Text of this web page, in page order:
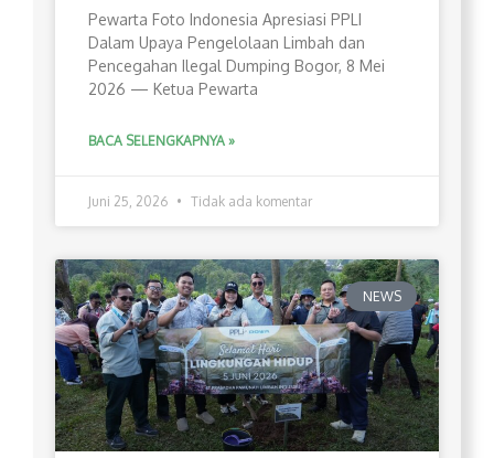
Pewarta Foto Indonesia Apresiasi PPLI
Dalam Upaya Pengelolaan Limbah dan
Pencegahan Ilegal Dumping Bogor, 8 Mei
2026 — Ketua Pewarta
BACA SELENGKAPNYA »
Juni 25, 2026 Tidak ada komentar
NEWS